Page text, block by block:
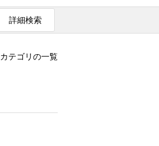
詳細検索
カテゴリの一覧